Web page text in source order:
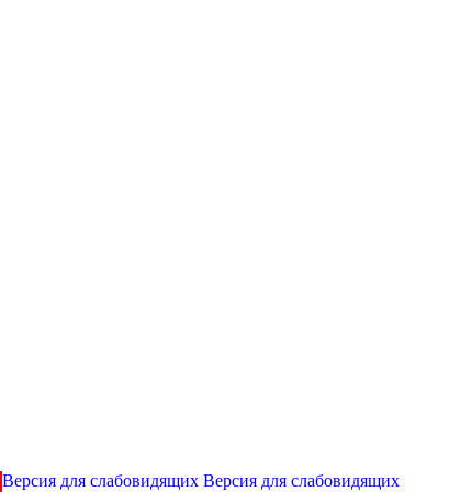
Версия для слабовидящихВерсия для слабовидящих